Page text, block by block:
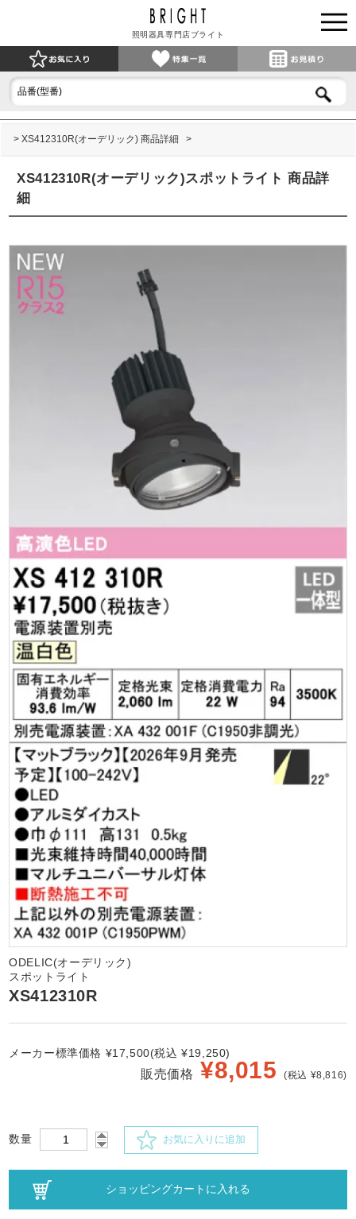
照明器具専門店ブライト
XS412310R(オーデリック) 商品詳細
XS412310R(オーデリック)スポットライト 商品詳
細
ODELIC(オーデリック)
スポットライト
XS412310R
メーカー標準価格 ¥17,500(税込 ¥19,250)
販売価格 ¥8,015 (税込 ¥8,816)
数量 お気に入りに追加